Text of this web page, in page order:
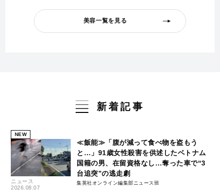
美容一覧を見る
新着記事
NEW
ニュース
2026.08.07
≪飯能≫「腹が減って食べ物を盗もう
と…」91歳女性殺害を供述したベトナム
国籍の男、在留資格なし…奪った車で“3
台追突”の逃走劇
集英社オンライン編集部ニュース班